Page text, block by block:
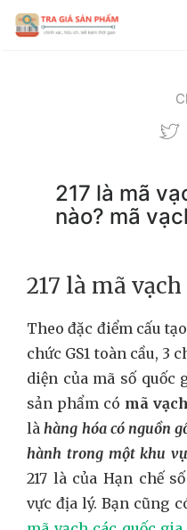
217 là mã
nào? mã
217 là mã
Theo đặc điểm cấu
chức GS1 toàn cầu, 3
diện của mã số quốc
sản phẩm có mã
làhàng hóa có nguồn
hành trong một khu
217 là của Hạn chế
vực địa lý. Bạn cũng